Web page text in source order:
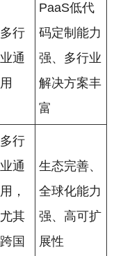
多行
业通
用
PaaS低代
码定制能力
强、多行业
解决方案丰
富
多行
业通
用，
尤其
跨国
生态完善、
全球化能力
强、高可扩
展性